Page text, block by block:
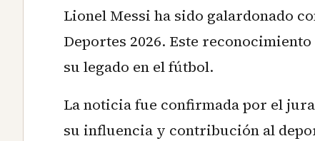
Lionel Messi ha sido galardonado
Deportes 2026. Este
su legado en el fútbol.
La noticia fue confirmada por el
su influencia y contribución al